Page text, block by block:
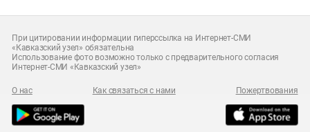
При цитировании информации гиперссылка на Интернет-СМИ
«Кавказский узел» обязательна
Использование фото возможно только с предварительного согласия
Интернет-СМИ «Кавказский узел»
О нас Как связаться с нами Пожертвования